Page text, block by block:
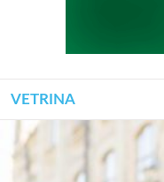
VETRINA